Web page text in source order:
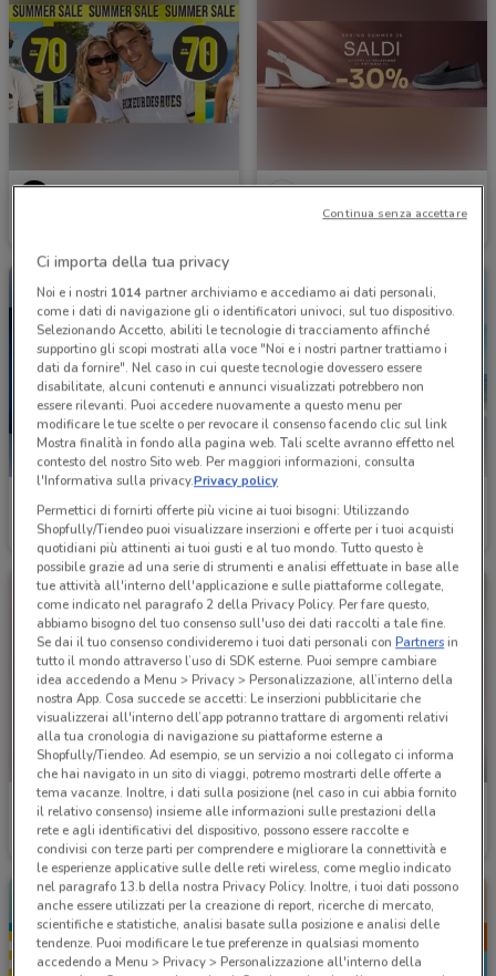
Boxeur des Rues Melluso
LaFeltrinelli
Scade il 31/08 3.7 km
Douglas
Scade il 22/09 3.7 km
Idea bellezza
Scade il 23/08 3.8 km
NUOVO
Mio Market
Scade il 19/08 3.9 km
Ci importa della tua privacy
Noi e i nostri 1014partner archiviamo e accediamo ai dati personali,
come i dati di navigazione gli o identificatori univoci, sul tuo dispositivo.
Selezionando Accetto, abiliti le tecnologie di tracciamento affinché
supportino gli scopi mostrati alla voce "Noi e i nostri partner trattiamo i
dati da fornire". Nel caso in cui queste tecnologie dovessero essere
disabilitate, alcuni contenuti e annunci visualizzati potrebbero non
essere rilevanti. Puoi accedere nuovamente a questo menu per
modificare le tue scelte o per revocare il consenso facendo clic sul link
Mostra finalità in fondo alla pagina web. Tali scelte avranno effetto nel
contesto del nostro Sito web. Per maggiori informazioni, consulta
l'Informativa sulla privacy.Privacy policy
Permettici di fornirti offerte più vicine ai tuoi bisogni: Utilizzando
Shopfully/Tiendeo puoi visualizzare inserzioni e offerte per i tuoi acquisti
quotidiani più attinenti ai tuoi gusti e al tuo mondo. Tutto questo è
possibile grazie ad una serie di strumenti e analisi effettuate in base alle
tue attività all'interno dell'applicazione e sulle piattaforme collegate,
come indicato nel paragrafo 2 della Privacy Policy. Per fare questo,
abbiamo bisogno del tuo consenso sull'uso dei dati raccolti a tale fine.
Se dai il tuo consenso condivideremo i tuoi dati personali conPartnersin
tutto il mondo attraverso l’uso di SDK esterne. Puoi sempre cambiare
idea accedendo a Menu > Privacy > Personalizzazione, all’interno della
nostra App. Cosa succede se accetti: Le inserzioni pubblicitarie che
visualizzerai all'interno dell’app potranno trattare di argomenti relativi
alla tua cronologia di navigazione su piattaforme esterne a
Shopfully/Tiendeo. Ad esempio, se un servizio a noi collegato ci informa
che hai navigato in un sito di viaggi, potremo mostrarti delle offerte a
tema vacanze. Inoltre, i dati sulla posizione (nel caso in cui abbia fornito
il relativo consenso) insieme alle informazioni sulle prestazioni della
rete e agli identificativi del dispositivo, possono essere raccolte e
condivisi con terze parti per comprendere e migliorare la connettività e
le esperienze applicative sulle delle reti wireless, come meglio indicato
nel paragrafo 13.b della nostra Privacy Policy. Inoltre, i tuoi dati possono
anche essere utilizzati per la creazione di report, ricerche di mercato,
scientifiche e statistiche, analisi basate sulla posizione e analisi delle
tendenze. Puoi modificare le tue preferenze in qualsiasi momento
accedendo a Menu > Privacy > Personalizzazione all'interno della
Continua senza accettare